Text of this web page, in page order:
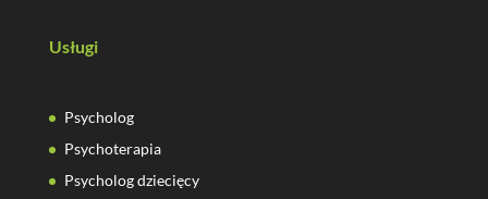
Usługi
Psycholog
Psychoterapia
Psycholog dziecięcy